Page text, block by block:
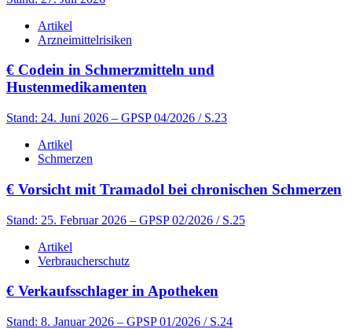
Artikel
Arzneimittelrisiken
€ Codein in Schmerzmitteln und
Hustenmedikamenten
Stand: 24. Juni 2026 – GPSP 04/2026 / S.23
Artikel
Schmerzen
€ Vorsicht mit Tramadol bei chronischen Schmerzen
Stand: 25. Februar 2026 – GPSP 02/2026 / S.25
Artikel
Verbraucherschutz
€ Verkaufsschlager in Apotheken
Stand: 8. Januar 2026 – GPSP 01/2026 / S.24